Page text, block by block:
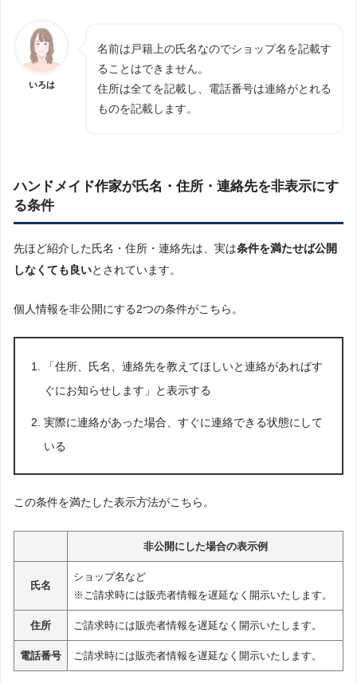
いろは
名前は戸籍上の氏名なのでショップ名を記載す
ることはできません。
住所は全てを記載し、電話番号は連絡がとれる
ものを記載します。
ハンドメイド作家が氏名・住所・連絡先を非表示にす
る条件
先ほど紹介した氏名・住所・連絡先は、実は条件を満たせば公開
しなくても良いとされています。
個人情報を非公開にする2つの条件がこちら。
「住所、氏名、連絡先を教えてほしいと連絡があればす
ぐにお知らせします」と表示する
実際に連絡があった場合、すぐに連絡できる状態にして
いる
この条件を満たした表示方法がこちら。
非公開にした場合の表示例
氏名
ショップ名など
※ご請求時には販売者情報を遅延なく開示いたします。
住所 ご請求時には販売者情報を遅延なく開示いたします。
電話番号 ご請求時には販売者情報を遅延なく開示いたします。